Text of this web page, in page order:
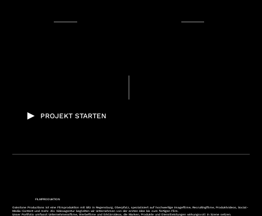
PROJEKT STARTEN
FILMPRODUKTION
Oakstone Productions ist eine Filmproduktion mit Sitz in Regensburg, Oberpfalz, spezialisiert auf hochwertige Imagefilme, Recruitingfilme, Produktvideos, Social-
Media-Content und mehr. Als Videoagentur begleiten wir Unternehmen von der ersten Idee bis zum fertigen Film.
Unser Portfolio umfasst Unternehmensfilme, Werbefilme und Erklärvideos, die Marken, Produkte und Dienstleistungen wirkungsvoll in Szene setzen.